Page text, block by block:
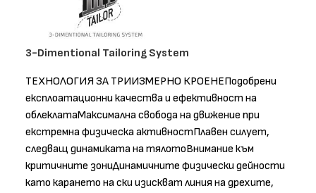
3-Dimentional Tailoring System
ТЕХНОЛОГИЯ ЗА ТРИИЗМЕРНО КРОЕНЕПодобрени
експлоатационни качества и ефективност на
облеклатаМаксимална свобода на движение при
екстремна физическа активностПлавен силует,
следващ динамиката на тялотоВнимание към
критичните зониДинамичните физически дейности
като карането на ски изискват линия на дрехите,